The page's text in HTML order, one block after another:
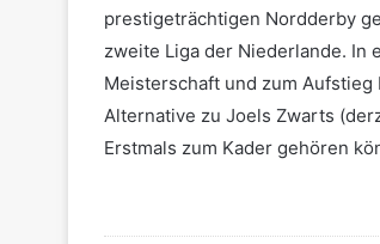
prestigeträchtigen Nordderby
zweite Liga der Niederlande. In
Meisterschaft und zum
Alternative zu Joels Zwarts
Erstmals zum Kader gehören